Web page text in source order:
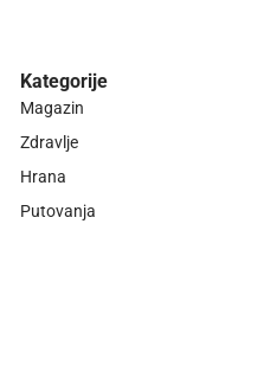
Kategorije
Magazin
Zdravlje
Hrana
Putovanja